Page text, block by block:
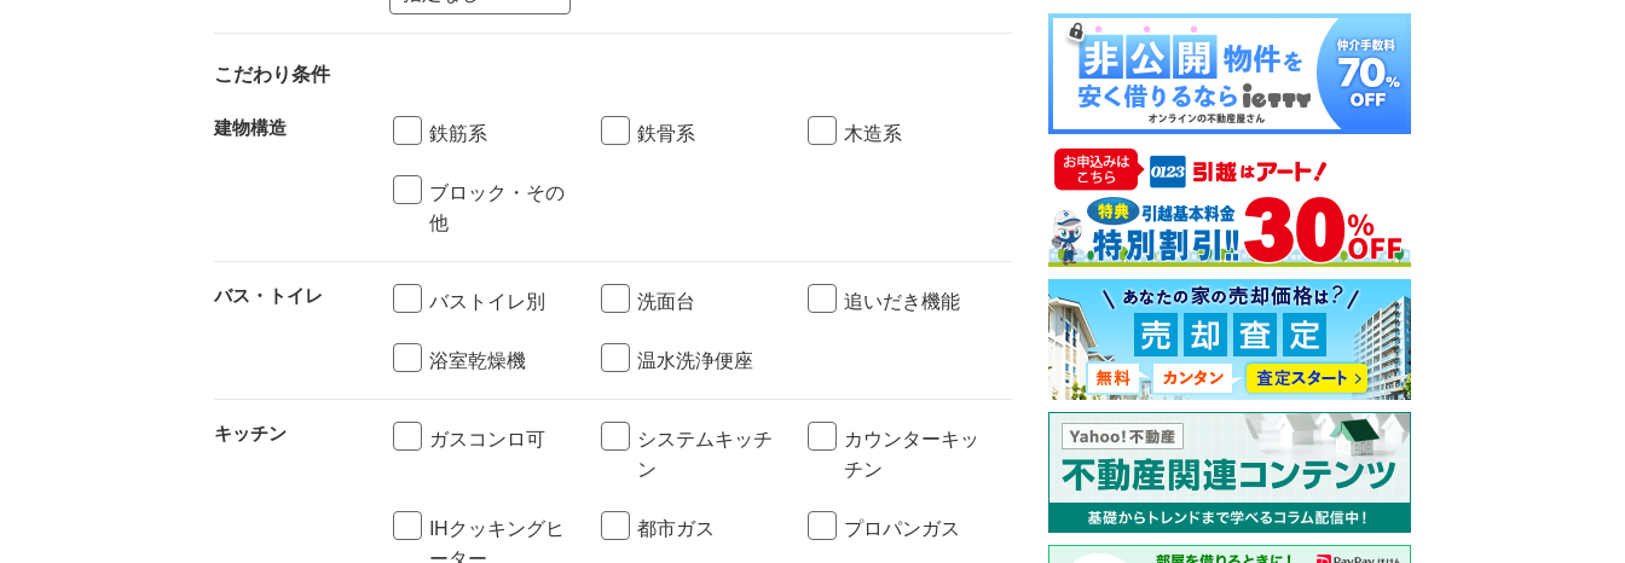
こだわり条件
建物構造 鉄筋系 鉄骨系 木造系
ブロック・その
他
バス・トイレ バストイレ別 洗面台 追いだき機能
浴室乾燥機 温水洗浄便座
キッチン ガスコンロ可
システムキッチ
ン
カウンターキッ
チン
IHクッキングヒ
ーター
都市ガス プロパンガス